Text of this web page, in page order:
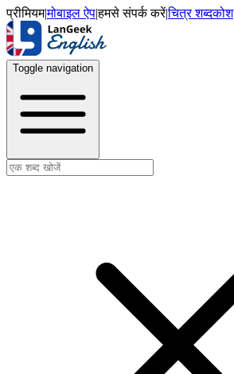
प्रीमियम|मोबाइल ऐप|हमसे संपर्क करें|चित्र शब्दकोश
Toggle navigation